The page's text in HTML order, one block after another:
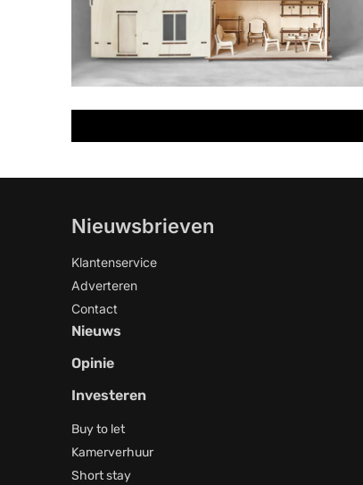
Nieuwsbrieven
Klantenservice
Adverteren
Contact
Nieuws
Opinie
Investeren
Buy to let
Kamerverhuur
Short stay